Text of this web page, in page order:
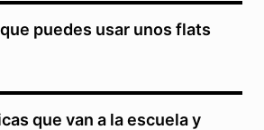
puedes usar unos flats
que van a la escuela y